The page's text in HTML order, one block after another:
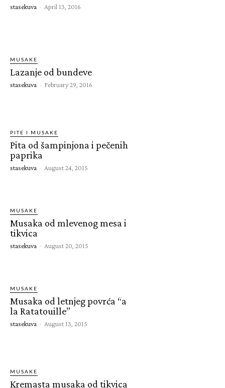
stasekuva - April 13, 2016
MUSAKE
Lazanje od bundeve
stasekuva - February 29, 2016
PITE I MUSAKE
Pita od šampinjona i pečenih
paprika
stasekuva - August 24, 2015
MUSAKE
Musaka od mlevenog mesa i
tikvica
stasekuva - August 20, 2015
MUSAKE
Musaka od letnjeg povrća “a
la Ratatouille”
stasekuva - August 13, 2015
MUSAKE
Kremasta musaka od tikvica